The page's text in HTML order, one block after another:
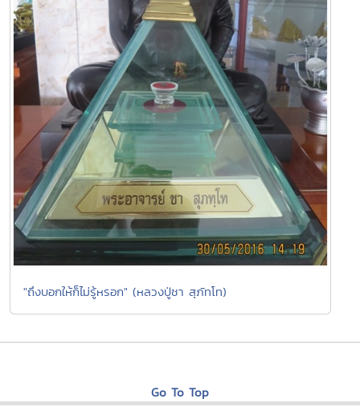
"ถึงบอกให้ก็ไม่รู้หรอก" (หลวงปู่ชา สุภัทโท)
Go To Top